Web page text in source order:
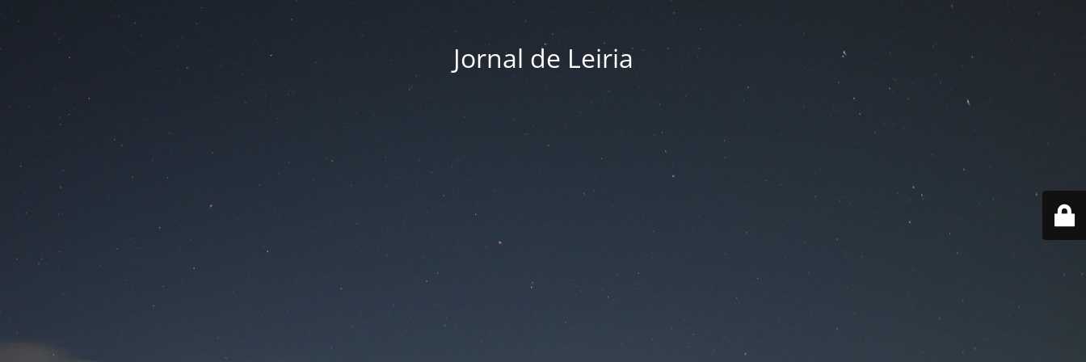
Jornal de Leiria